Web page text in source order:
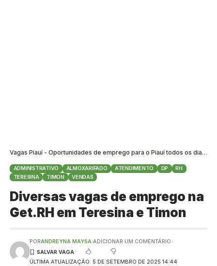
Vagas Piauí - Oportunidades de emprego para o Piauí todos os dias>
ADMINISTRATIVO ALMOXARIFADO ATENDIMENTO DP
RH
TERESINA
TIMON VENDAS
Diversas vagas de emprego na
Get.RH em Teresina e Timon
ÚLTIMA ATUALIZAÇÃO: 5 DE SETEMBRO DE 2025 14:44
PORANDREYNA MAYSA ADICIONAR UM COMENTÁRIO